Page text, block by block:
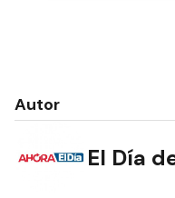
Autor
El Día